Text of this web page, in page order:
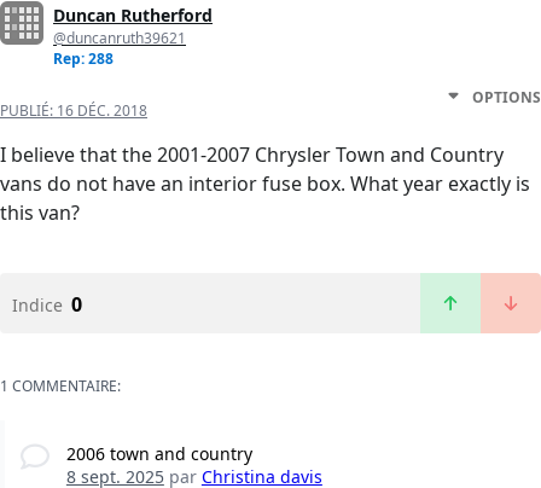
Duncan Rutherford
@duncanruth39621
Rep: 288
PUBLIÉ: 16 DÉC. 2018
OPTIONS
I believe that the 2001-2007 Chrysler Town and Country
vans do not have an interior fuse box. What year exactly is
this van?
Indice 0
1 COMMENTAIRE:
2006 town and country
8 sept. 2025par Christina davis